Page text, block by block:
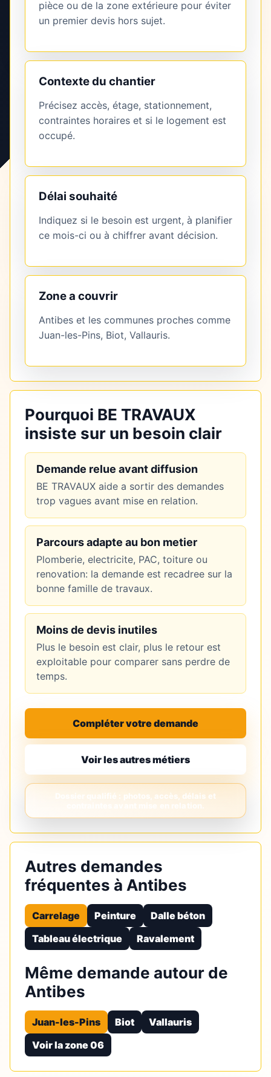
pièce ou de la zone extérieure pour éviter
un premier devis hors sujet.
Contexte du chantier
Précisez accès, étage, stationnement,
contraintes horaires et si le logement est
occupé.
Délai souhaité
Indiquez si le besoin est urgent, à planifier
ce mois-ci ou à chiffrer avant décision.
Zone a couvrir
Antibes et les communes proches comme
Juan-les-Pins, Biot, Vallauris.
Pourquoi BE TRAVAUX
insiste sur un besoin clair
Demande relue avant diffusion
BE TRAVAUX aide a sortir des demandes
trop vagues avant mise en relation.
Parcours adapte au bon metier
Plomberie, electricite, PAC, toiture ou
renovation: la demande est recadree sur la
bonne famille de travaux.
Moins de devis inutiles
Plus le besoin est clair, plus le retour est
exploitable pour comparer sans perdre de
temps.
Compléter votre demande
Voir les autres métiers
Autres demandes
fréquentes à Antibes
Carrelage Peinture
Dalle béton
Tableau électrique
Ravalement
Même demande autour de
Antibes
Juan-les-Pins Biot
Vallauris
Voir la zone 06